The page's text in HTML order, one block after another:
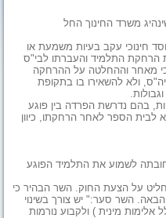
משרד החינוך החל
חינוכי עקב בעיות משמעת או
הרחקת התלמיד והעברתו לבי"ס
מאחר וההחלטה על ההרחקה
ולא להשאירו בו בתקופת
בהם נדרשת הפרדה בין פוגע
הספר לאחר הרחקתו, כיוון
לשמוע את התלמיד הפוגע
על הצעת החוק. השר הבהיר כי
השר סער:" יש צורך בשינוי
מינית ) ולקבוע נורמות